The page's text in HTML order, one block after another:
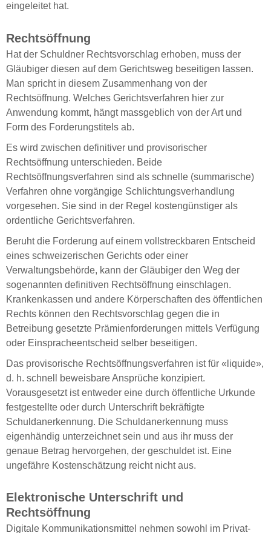
eingeleitet hat.
Rechtsöffnung
Hat der Schuldner Rechtsvorschlag erhoben, muss der
Gläubiger diesen auf dem Gerichtsweg beseitigen lassen.
Man spricht in diesem Zusammenhang von der
Rechtsöffnung. Welches Gerichtsverfahren hier zur
Anwendung kommt, hängt massgeblich von der Art und
Form des Forderungstitels ab.
Es wird zwischen definitiver und provisorischer
Rechtsöffnung unterschieden. Beide
Rechtsöffnungsverfahren sind als schnelle (summarische)
Verfahren ohne vorgängige Schlichtungsverhandlung
vorgesehen. Sie sind in der Regel kostengünstiger als
ordentliche Gerichtsverfahren.
Beruht die Forderung auf einem vollstreckbaren Entscheid
eines schweizerischen Gerichts oder einer
Verwaltungsbehörde, kann der Gläubiger den Weg der
sogenannten definitiven Rechtsöffnung einschlagen.
Krankenkassen und andere Körperschaften des öffentlichen
Rechts können den Rechtsvorschlag gegen die in
Betreibung gesetzte Prämienforderungen mittels Verfügung
oder Einspracheentscheid selber beseitigen.
Das provisorische Rechtsöffnungsverfahren ist für «liquide»,
d. h. schnell beweisbare Ansprüche konzipiert.
Vorausgesetzt ist entweder eine durch öffentliche Urkunde
festgestellte oder durch Unterschrift bekräftigte
Schuldanerkennung. Die Schuldanerkennung muss
eigenhändig unterzeichnet sein und aus ihr muss der
genaue Betrag hervorgehen, der geschuldet ist. Eine
ungefähre Kostenschätzung reicht nicht aus.
Elektronische Unterschrift und
Rechtsöffnung
Digitale Kommunikationsmittel nehmen sowohl im Privat-